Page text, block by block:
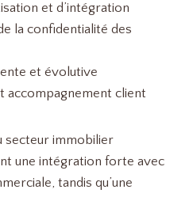
et d’intégration
la confidentialité des
et évolutive
accompagnement client
secteur immobilier
une intégration forte avec
tandis qu’une